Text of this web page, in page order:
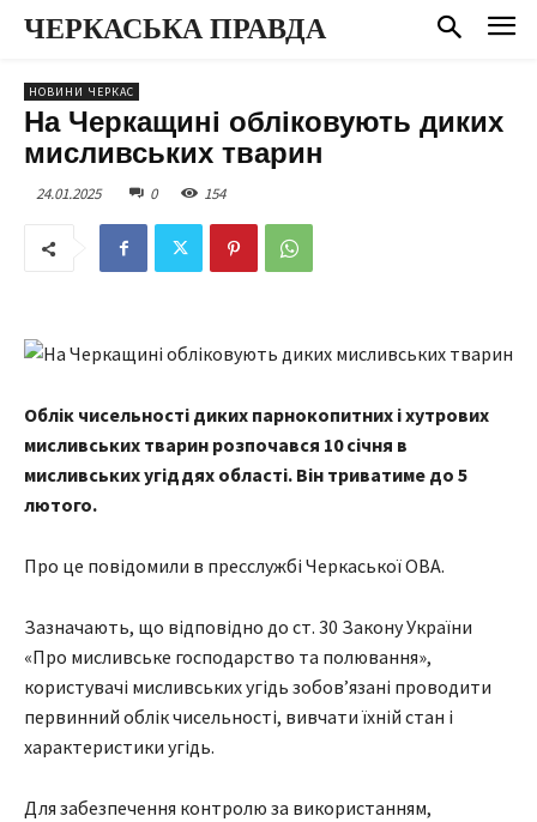
ЧЕРКАСЬКА ПРАВДА
НОВИНИ ЧЕРКАС
На Черкащині обліковують диких
мисливських тварин
24.01.2025 0 154
Облік чисельності диких парнокопитних і хутрових
мисливських тварин розпочався 10 січня в
мисливських угіддях області. Він триватиме до 5
лютого.
Про це повідомили в пресслужбі Черкаської ОВА.
Зазначають, що відповідно до ст. 30 Закону України
«Про мисливське господарство та полювання»,
користувачі мисливських угідь зобов’язані проводити
первинний облік чисельності, вивчати їхній стан і
характеристики угідь.
Для забезпечення контролю за використанням,